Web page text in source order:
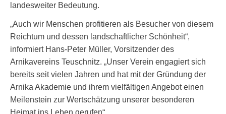
landesweiter Bedeutung.
„Auch wir Menschen profitieren als Besucher von diesem
Reichtum und dessen landschaftlicher Schönheit“,
informiert Hans-Peter Müller, Vorsitzender des
Arnikavereins Teuschnitz. „Unser Verein engagiert sich
bereits seit vielen Jahren und hat mit der Gründung der
Arnika Akademie und ihrem vielfältigen Angebot einen
Meilenstein zur Wertschätzung unserer besonderen
Heimat ins Leben gerufen“.